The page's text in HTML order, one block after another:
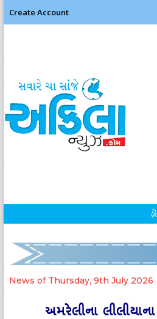
Create Account
News of Thursday, 9th July 2026
અમરેલીના